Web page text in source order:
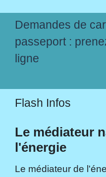
Demandes de
passeport :
ligne
Flash Infos
Le médiateur
l'énergie
Le médiateur de